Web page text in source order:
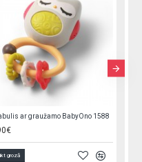
Grabulis ar graužamo BabyOno 1590
3,39€
Ielikt grozā